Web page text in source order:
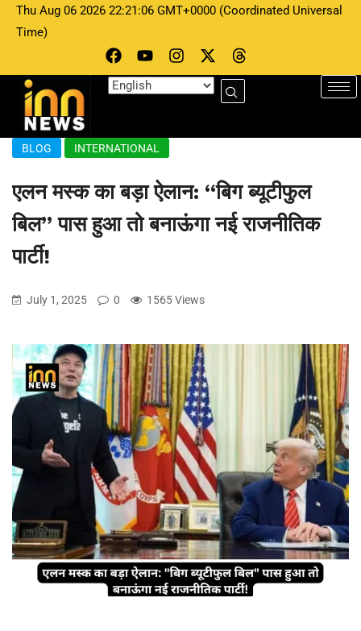
Thu Aug 06 2026 22:21:06 GMT+0000 (Coordinated Universal
Time)
BLOG INTERNATIONAL
एलन मस्क का बड़ा ऐलान: “बिग ब्यूटीफुल
बिल” पास हुआ तो बनाऊंगा नई राजनीतिक
पार्टी!
July 1, 2025 0 1565 Views